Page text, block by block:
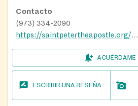
Contacto
(973) 334-2090
https://saintpetertheapostle.org/staff
ACUÉRDAME
ESCRIBIR UNA RESEÑA